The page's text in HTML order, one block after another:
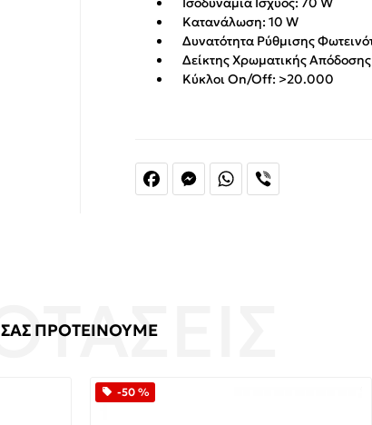
FacebookMessengerWhatsApp
Κατανάλωση: 10 W
Δυνατότητα Ρύθμισης
Δείκτης Χρωματικής
Κύκλοι On/Off: >20.000
ΣΑΣ ΠΡΟΤΕΙΝΟΥΜΕ
-50 %